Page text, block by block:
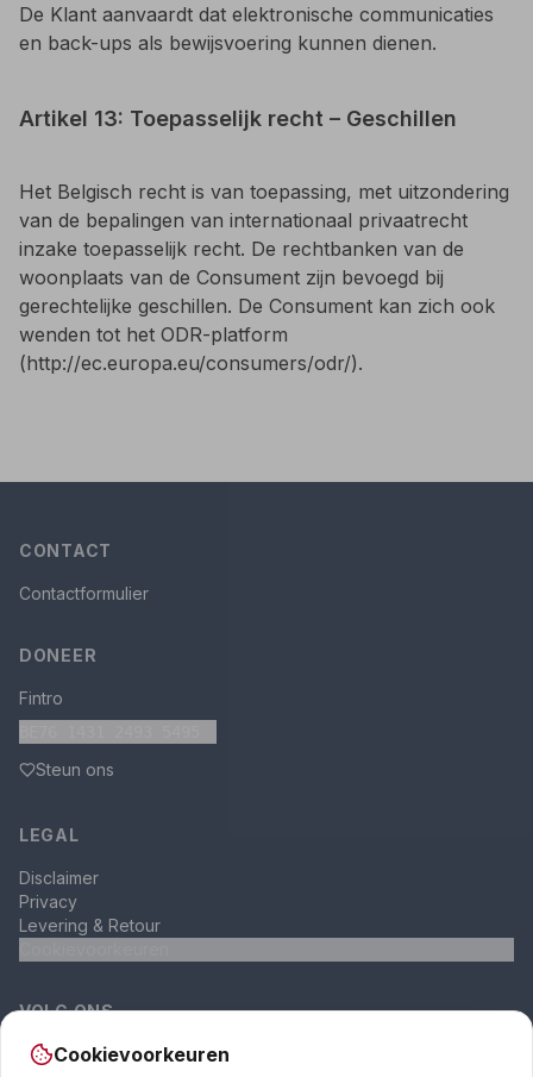
De Klant aanvaardt dat elektronische communicaties
en back-ups als bewijsvoering kunnen dienen.
Artikel 13: Toepasselijk recht – Geschillen
Het Belgisch recht is van toepassing, met uitzondering
van de bepalingen van internationaal privaatrecht
inzake toepasselijk recht. De rechtbanken van de
woonplaats van de Consument zijn bevoegd bij
gerechtelijke geschillen. De Consument kan zich ook
wenden tot het ODR-platform
(http://ec.europa.eu/consumers/odr/).
CONTACT
Contactformulier
DONEER
Fintro
Steun ons
LEGAL
Disclaimer
Privacy
Levering & Retour
VOLG ONS
Cookievoorkeuren